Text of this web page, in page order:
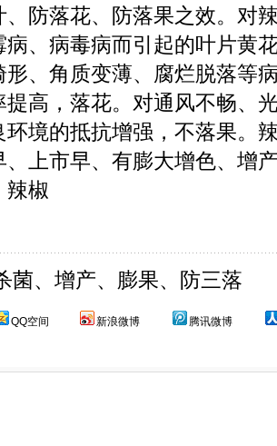
、防落花、防落果之效。对
病、病毒病而引起的叶片黄
形、角质变薄、腐烂脱落等
提高，落花。对通风不畅、
环境的抵抗增强，不落果。
、上市早、有膨大增色、增
辣椒
菌、增产、膨果、防三落
QQ空间 新浪微博 腾讯微博